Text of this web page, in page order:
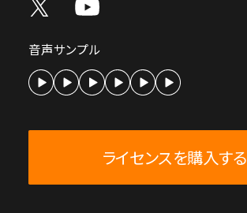
音声サンプル
ライセンスを購入する